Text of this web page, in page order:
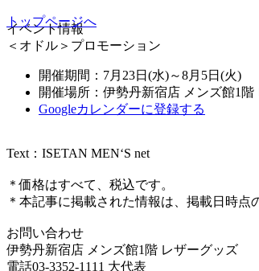
イベント情報
＜オドル＞プロモーション
開催期間：7月23日(水)～8月5日(火)
開催場所：伊勢丹新宿店 メンズ館1階
Googleカレンダーに登録する
Text：ISETAN MEN‘S net
＊価格はすべて、税込です。
＊本記事に掲載された情報は、掲載日時
お問い合わせ
伊勢丹新宿店 メンズ館1階 レザーグッズ
電話03-3352-1111 大代表
トップページへ